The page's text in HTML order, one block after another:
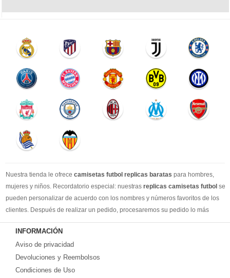
Nuestra tienda le ofrece camisetas futbol replicas baratas para hombres,
mujeres y niños. Recordatorio especial: nuestras replicas camisetas futbol se
pueden personalizar de acuerdo con los nombres y números favoritos de los
clientes. Después de realizar un pedido, procesaremos su pedido lo más
rápido posible, para que pueda recibir su camisetas de fútbol favorita cuando
la necesite. DHL / EMS / China Post y otro expreso, puede elegir libremente.
Llevamos más de 10 años comprometidos con esta industria, con una línea de
producción estable, un sólido equipo de servicio al cliente y una gran cantidad
de los clientes más leales. Tenemos suficiente experiencia para satisfacer tus
INFORMACIÓN
Aviso de privacidad
Devoluciones y Reembolsos
Condiciones de Uso